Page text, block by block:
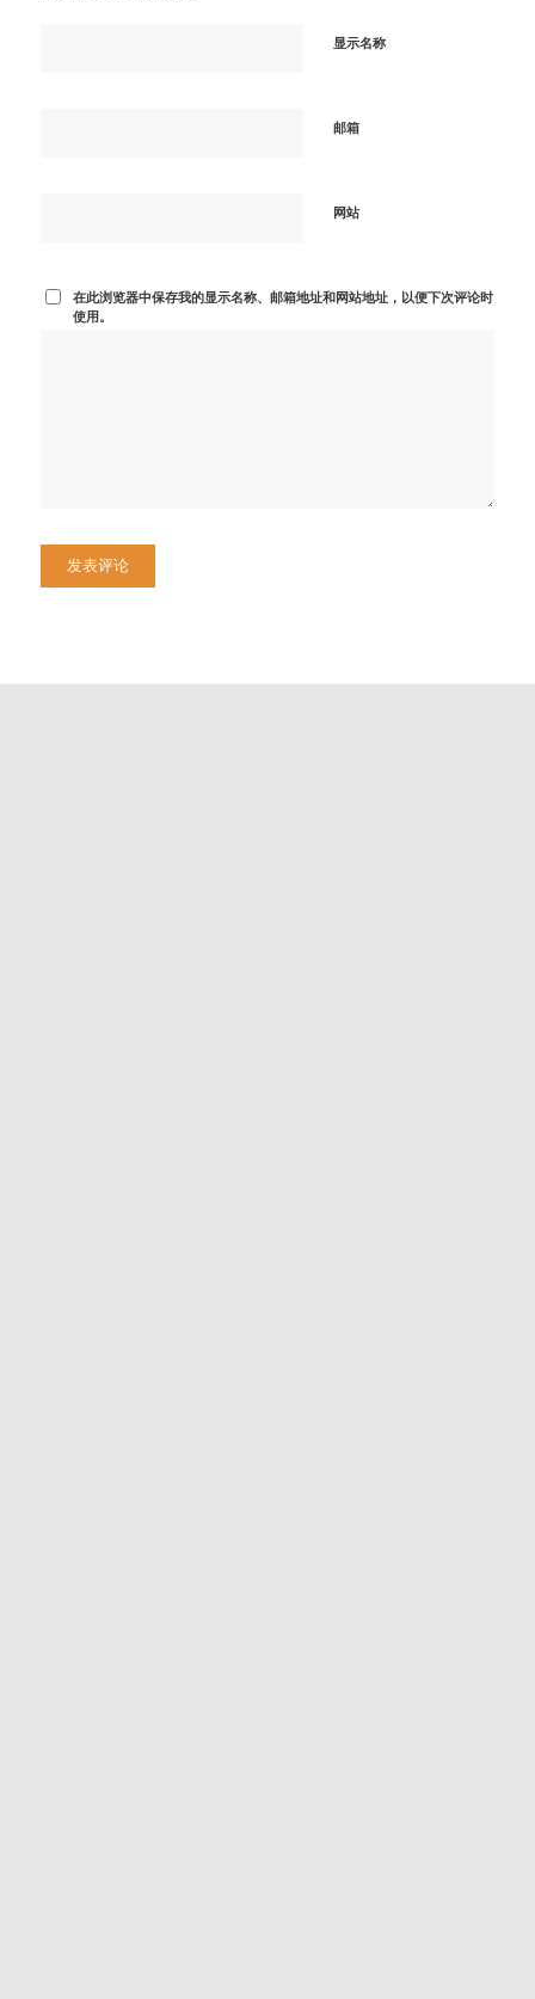
显示名称
邮箱
网站
在此浏览器中保存我的显示名称、邮箱地址和网站地址，以便下次评论时
使用。